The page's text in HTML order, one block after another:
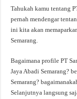
Tahukah kamu tentang
pernah mendengar
ini kita akan
Semarang.
Bagaimana profile PT
Jaya Abadi Semarang?
Semarang?
Selanjutnya langsung